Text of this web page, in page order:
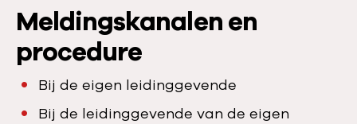
Meldingskanalen en
procedure
Bij de eigen leidinggevende
Bij de leidinggevende van de eigen